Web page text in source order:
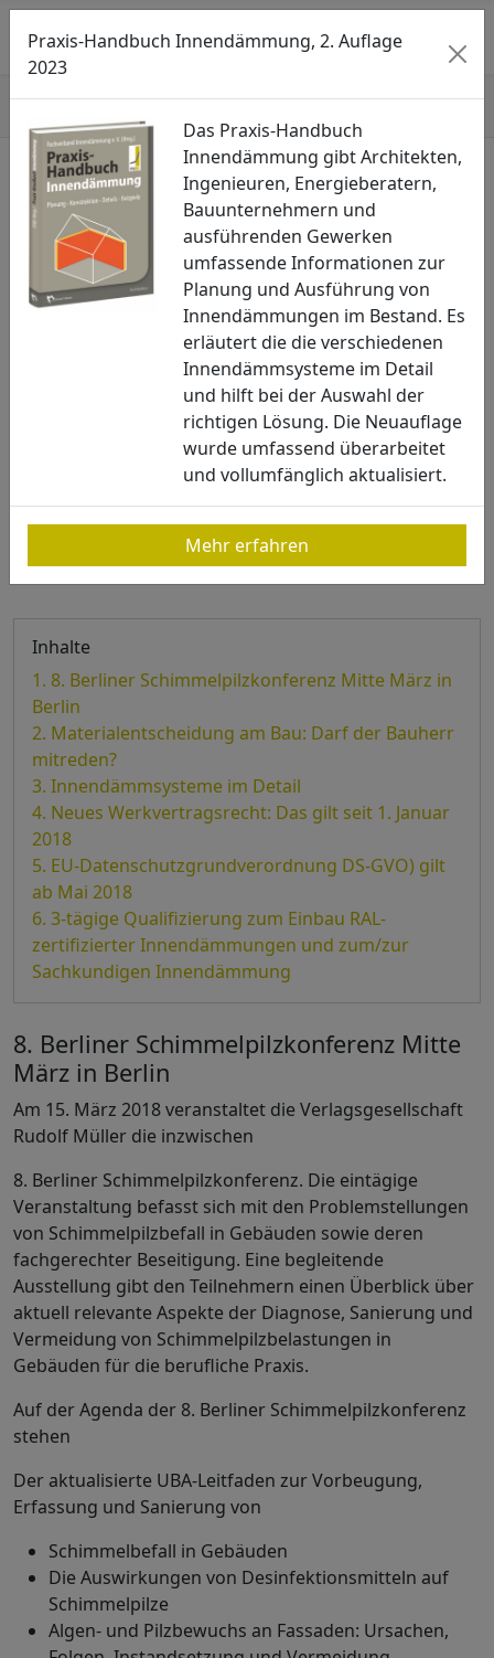
Start»Newsletter»I/2018
Newsletter
I/2018
Inhalte
8. Berliner Schimmelpilzkonferenz Mitte März in
Berlin
Materialentscheidung am Bau: Darf der Bauherr
mitreden?
Innendämmsysteme im Detail
Neues Werkvertragsrecht: Das gilt seit 1. Januar
2018
EU-Datenschutzgrundverordnung DS-GVO) gilt
ab Mai 2018
3-tägige Qualifizierung zum Einbau RAL-
zertifizierter Innendämmungen und zum/zur
Sachkundigen Innendämmung
8. Berliner Schimmelpilzkonferenz Mitte
März in Berlin
Am 15. März 2018 veranstaltet die Verlagsgesellschaft
Rudolf Müller die inzwischen
8. Berliner Schimmelpilzkonferenz. Die eintägige
Veranstaltung befasst sich mit den Problemstellungen
von Schimmelpilzbefall in Gebäuden sowie deren
fachgerechter Beseitigung. Eine begleitende
Ausstellung gibt den Teilnehmern einen Überblick über
aktuell relevante Aspekte der Diagnose, Sanierung und
Vermeidung von Schimmelpilzbelastungen in
Gebäuden für die berufliche Praxis.
Auf der Agenda der 8. Berliner Schimmelpilzkonferenz
stehen
Der aktualisierte UBA-Leitfaden zur Vorbeugung,
Erfassung und Sanierung von
Schimmelbefall in Gebäuden
Die Auswirkungen von Desinfektionsmitteln auf
Schimmelpilze
Algen- und Pilzbewuchs an Fassaden: Ursachen,
Seitenmenü öffnen
Praxis-Handbuch Innendämmung, 2. Auflage
2023
Das Praxis-Handbuch
Innendämmung gibt Architekten,
Ingenieuren, Energieberatern,
Bauunternehmern und
ausführenden Gewerken
umfassende Informationen zur
Planung und Ausführung von
Innendämmungen im Bestand. Es
erläutert die die verschiedenen
Innendämmsysteme im Detail
und hilft bei der Auswahl der
richtigen Lösung. Die Neuauflage
wurde umfassend überarbeitet
und vollumfänglich aktualisiert.
Mehr erfahren